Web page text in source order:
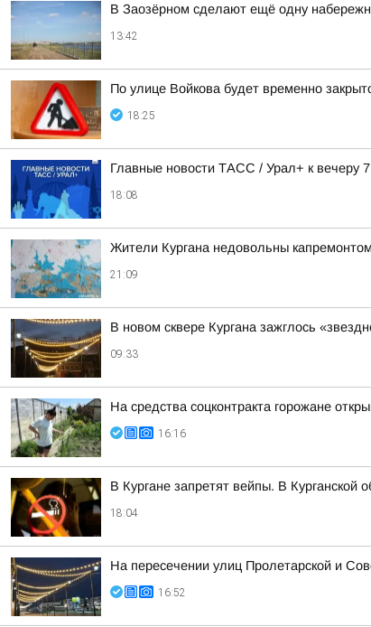
В Заозёрном сделают ещё одну
13:42
По улице Войкова будет временно
18:25
Главные новости ТАСС / Урал+ к вечеру 7
18:08
Жители Кургана недовольны
21:09
В новом сквере Кургана зажглось
09:33
На средства соцконтракта горожане
16:16
В Кургане запретят вейпы. В Курганской
18:04
На пересечении улиц Пролетарской и
16:52